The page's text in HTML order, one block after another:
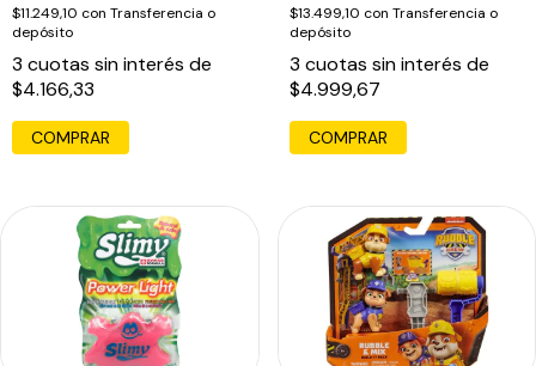
$11.249,10 con Transferencia o
depósito
3 cuotas sin interés de
$4.166,33
COMPRAR
$13.499,10 con Transferencia o
depósito
3 cuotas sin interés de
$4.999,67